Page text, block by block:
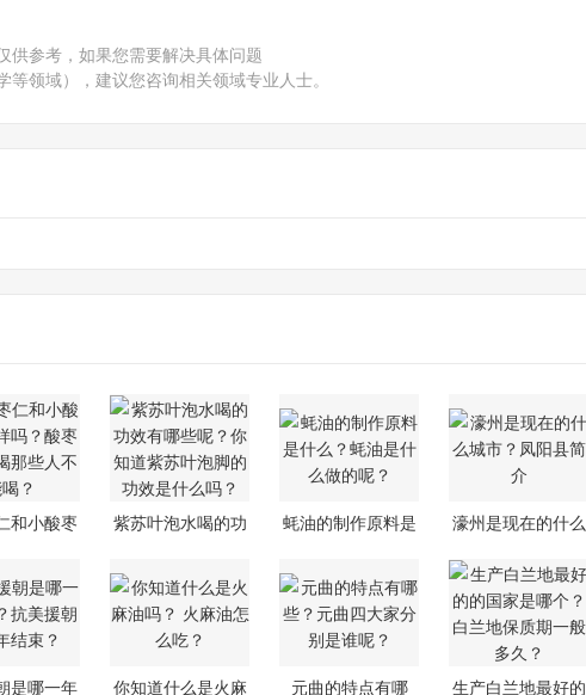
供参考，如果您需要解决具体问题
等领域），建议您咨询相关领域专业人士。
和小酸枣
紫苏叶泡水喝的功
蚝油的制作原料是
濠州是现在的什么
是哪一年
你知道什么是火麻
元曲的特点有哪
生产白兰地最好的